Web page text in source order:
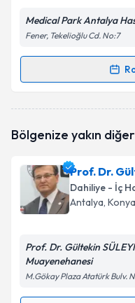
Medical Park Antalya
Fener, Tekelioğlu Cd. No:7
Randevu
oluşturun. Size bu
E-posta Adresiniz
Kişisel
Metni'ni
kapsamda
Bölgenize yakın
Prof. Dr.
Dahiliye - İç
Antalya,
Prof. Dr. Gültekin
Muayenehanesi
M.Gökay Plaza Atatürk Bulv.